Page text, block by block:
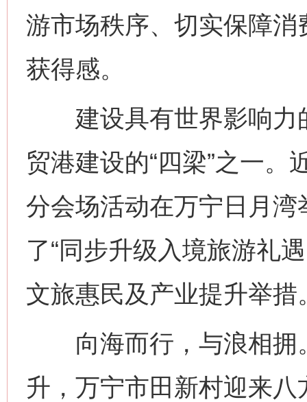
游市场秩序、切实保障
获得感。
建设具有世界影响力
贸港建设的“四梁”之一。
分会场活动在万宁日月
了“同步升级入境旅游礼
文旅惠民及产业提升举措
向海而行，与浪相拥
升，万宁市田新村迎来